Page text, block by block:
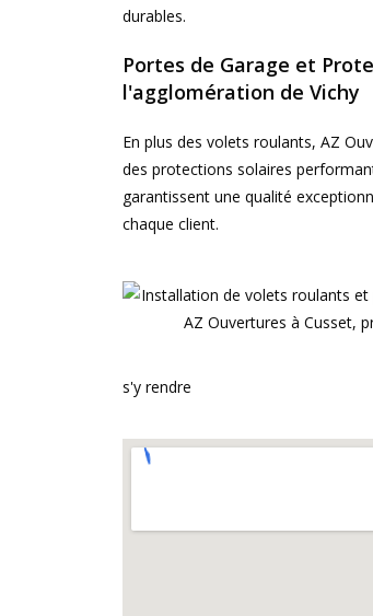
durables.
Portes de Garage et
l'agglomération de Vichy
En plus des volets roulants, AZ
des protections solaires
garantissent une qualité
chaque client.
s'y rendre